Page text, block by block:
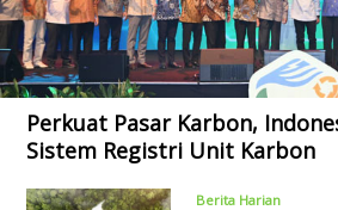
Perkuat Pasar Karbon,
Sistem Registri Unit Karbon
Berita Harian